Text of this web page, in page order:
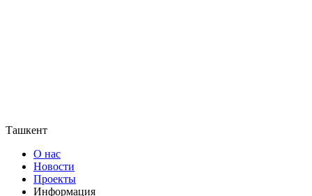
Ташкент
О нас
Новости
Проекты
Информация